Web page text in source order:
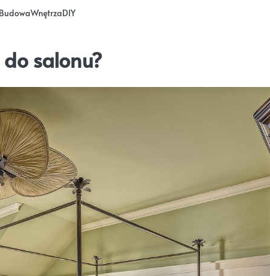
BudowaWnętrzaDIY
salonu?